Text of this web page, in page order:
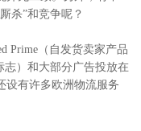
杀”和竞争呢？
Prime（自发货卖家产品
志）和大部分广告投放在
设有许多欧洲物流服务